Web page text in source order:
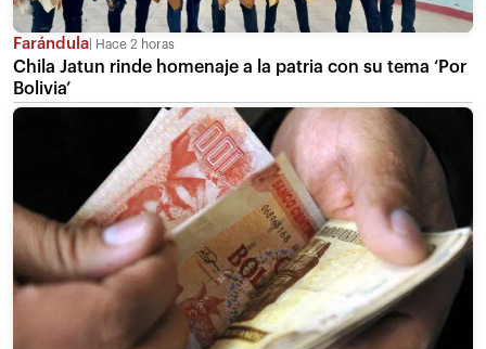
Farándula Hace 2 horas
Chila Jatun rinde homenaje a la patria con su tema ‘Por
Bolivia’